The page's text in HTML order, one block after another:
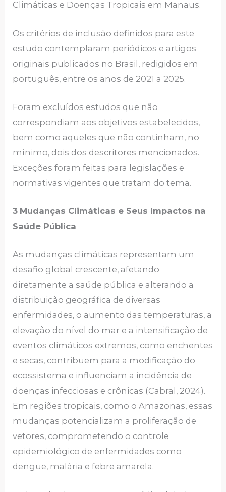
Climáticas e Doenças Tropicais em Manaus.
Os critérios de inclusão definidos para este
estudo contemplaram periódicos e artigos
originais publicados no Brasil, redigidos em
português, entre os anos de 2021 a 2025.
Foram excluídos estudos que não
correspondiam aos objetivos estabelecidos,
bem como aqueles que não continham, no
mínimo, dois dos descritores mencionados.
Exceções foram feitas para legislações e
normativas vigentes que tratam do tema.
3 Mudanças Climáticas e Seus Impactos na
Saúde Pública
As mudanças climáticas representam um
desafio global crescente, afetando
diretamente a saúde pública e alterando a
distribuição geográfica de diversas
enfermidades, o aumento das temperaturas, a
elevação do nível do mar e a intensificação de
eventos climáticos extremos, como enchentes
e secas, contribuem para a modificação do
ecossistema e influenciam a incidência de
doenças infecciosas e crônicas (Cabral, 2024).
Em regiões tropicais, como o Amazonas, essas
mudanças potencializam a proliferação de
vetores, comprometendo o controle
epidemiológico de enfermidades como
dengue, malária e febre amarela.